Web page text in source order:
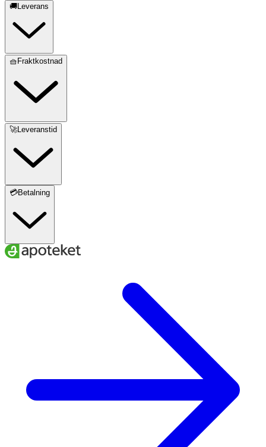
🚚Leverans
🧺Fraktkostnad
🚀Leveranstid
💳Betalning